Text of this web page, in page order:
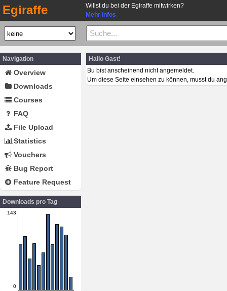
Egiraffe
Willst du bei der Egiraffe mitwirken?
Mehr Infos
Navigation
Overview
Downloads
Courses
FAQ
File Upload
Statistics
Vouchers
Bug Report
Feature Request
Downloads pro Tag
143
0
Hallo Gast!
Bu bist anscheinend nicht angemeldet.
Um diese Seite einsehen zu können, musst du